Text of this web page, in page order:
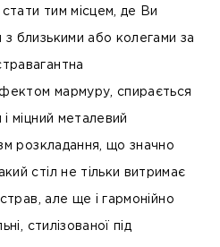
тим місцем, де Ви
близькими або колегами за
мармуру , спирається
міцний металевий
розкладання, що значно
стіл не тільки витримає
але ще і гармонійно
стилізованої під